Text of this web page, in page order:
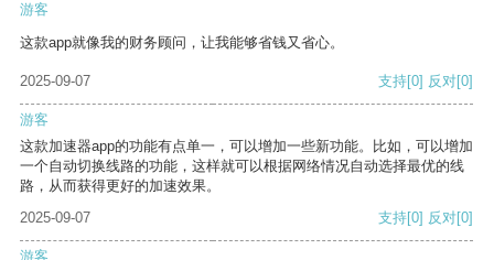
游客
这款app就像我的财务顾问，让我能够省钱又省心。
2025-09-07 支持[0] 反对[0]
游客
这款加速器app的功能有点单一，可以增加一些新功能。比如，可以增加
一个自动切换线路的功能，这样就可以根据网络情况自动选择最优的线
路，从而获得更好的加速效果。
2025-09-07
支持[0] 反对[0]
游客